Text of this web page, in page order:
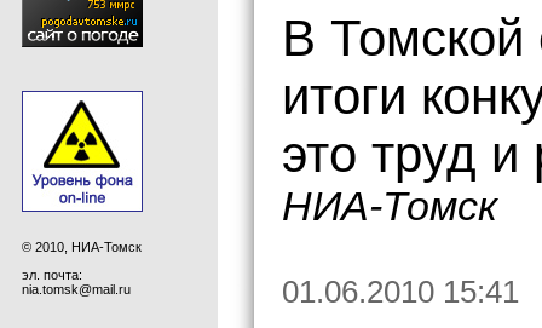
© 2010, НИА-Томск
эл. почта:
nia.tomsk@mail.ru
В Томской
итоги
это труд и
НИА-Томск
01.06.2010 15:41